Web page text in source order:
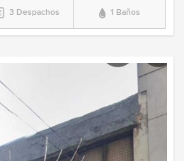
3 Despachos 1 Baños